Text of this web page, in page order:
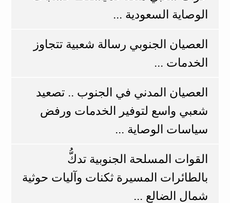
الوصاية السعودية ...
العصيان الجنوبي رسالة شعبية تتجاوز
الخدمات ...
العصيان المدني في الجنوب .. تصعيد
شعبي واسع لتوفير الخدمات ورفض
سياسات الوصاية ...
القوات المسلحة الجنوبية تدكُّ
بالطائرات المسيرة ثكنات وآليات حوثية
شمال الضالع ...